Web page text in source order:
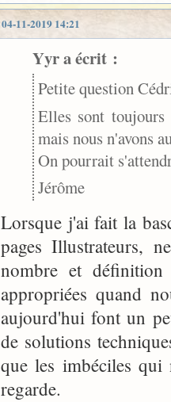
04-11-2019 14:21
Yyr a écrit :
Petite question
Elles sont
mais nous n'avons
On pourrait
Jérôme
Lorsque j'ai fait la
pages Illustrateurs,
nombre et
appropriées quand
aujourd'hui font un
de solutions
que les imbéciles qui
regarde.